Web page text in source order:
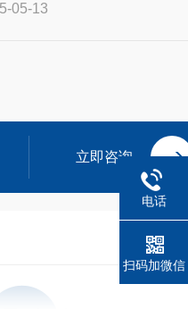
05-13
立即咨询
电话
扫码加微信